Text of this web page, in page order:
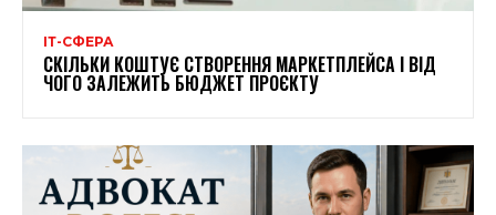
ІТ-СФЕРА
СКІЛЬКИ КОШТУЄ СТВОРЕННЯ МАРКЕТПЛЕЙСА І ВІД
ЧОГО ЗАЛЕЖИТЬ БЮДЖЕТ ПРОЄКТУ